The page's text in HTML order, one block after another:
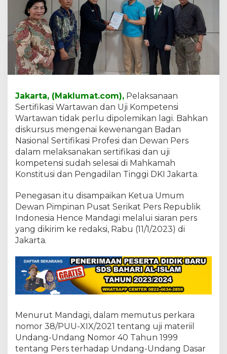
a
n
M
K
M
e
a
r
k
a
n
t
a
t
u
Q
u
o
D
e
n
P
e
r
Jakarta, (Maklumat.com), Pelaksanaan
Sertifikasi Wartawan dan Uji Kompetensi
Wartawan tidak perlu dipolemikan lagi. Bahkan
diskursus mengenai kewenangan Badan
Nasional Sertifikasi Profesi dan Dewan Pers
dalam melaksanakan sertifikasi dan uji
kompetensi sudah selesai di Mahkamah
Konstitusi dan Pengadilan Tinggi DKI Jakarta.
Penegasan itu disampaikan Ketua Umum
Dewan Pimpinan Pusat Serikat Pers Republik
Indonesia Hence Mandagi melalui siaran pers
yang dikirim ke redaksi, Rabu (11/1/2023) di
Jakarta.
Menurut Mandagi, dalam memutus perkara
nomor 38/PUU-XIX/2021 tentang uji materiil
Undang-Undang Nomor 40 Tahun 1999
tentang Pers terhadap Undang-Undang Dasar